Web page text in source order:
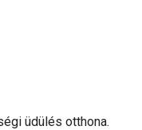
üdülés otthona.